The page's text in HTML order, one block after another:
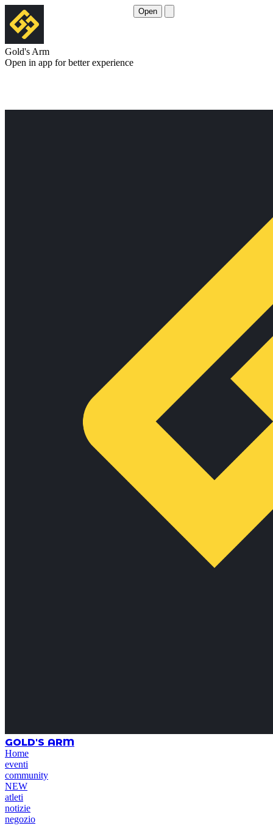
Gold's Arm
Open in app for better experience
Open
GOLD'S ARM
Home
eventi
community
NEW
atleti
notizie
negozio